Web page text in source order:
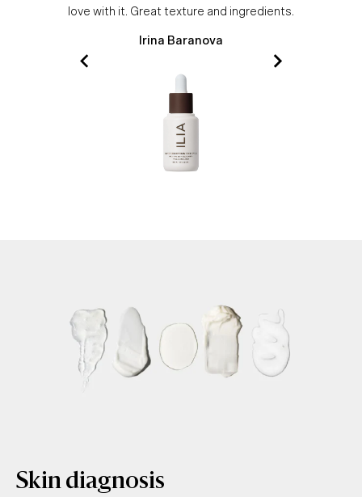
love with it. Great texture and ingredients.
Irina Baranova
Skin diagnosis